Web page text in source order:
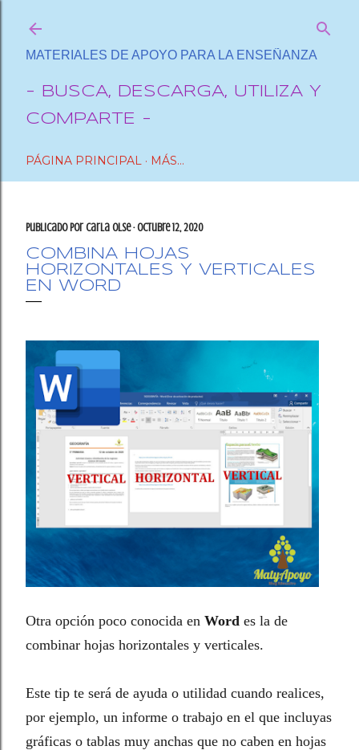
MATERIALES DE APOYO PARA LA ENSEÑANZA
- BUSCA, DESCARGA, UTILIZA Y
COMPARTE -
PÁGINA PRINCIPAL MÁS…
Publicado por Carla OlSe octubre 12, 2020
COMBINA HOJAS
HORIZONTALES Y VERTICALES
EN WORD
Otra opción poco conocida en Word es la de
combinar hojas horizontales y verticales.
Este tip te será de ayuda o utilidad cuando realices,
por ejemplo, un informe o trabajo en el que incluyas
gráficas o tablas muy anchas que no caben en hojas